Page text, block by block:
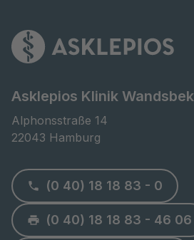
Asklepios Klinik Wandsbek
Alphonsstraße 14
22043 Hamburg
(0 40) 18 18 83 - 0
(0 40) 18 18 83 - 46 06